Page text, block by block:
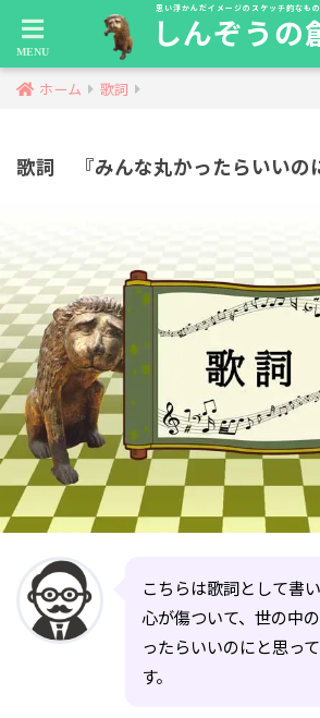
思い浮かんだイメージのスケッチ的なも
しんぞうの
ホーム 歌詞
歌詞 『みんな丸かったらいいの
こちらは歌詞として書
心が傷ついて、世の中
ったらいいのにと思っ
す。